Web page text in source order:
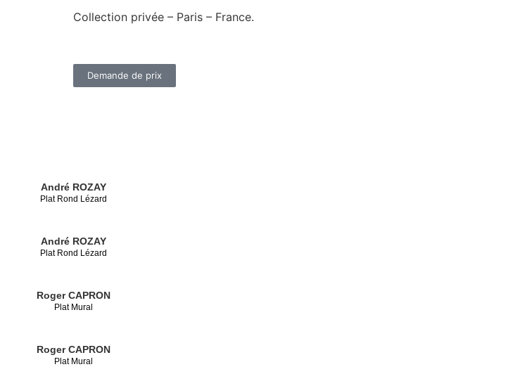
Collection privée – Paris – France.
Demande de prix
André ROZAY
Plat Rond Lézard
André ROZAY
Plat Rond Lézard
Roger CAPRON
Plat Mural
Roger CAPRON
Plat Mural